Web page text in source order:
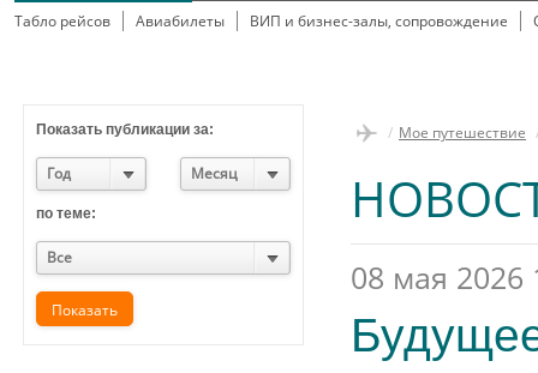
Табло рейсов Авиабилеты ВИП и бизнес-залы, сопровождение
Показать публикации за:
Год Месяц
по теме:
Все
/ Мое путешествие
08 мая 2026